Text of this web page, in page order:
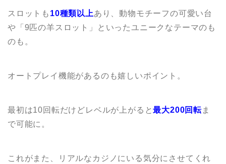
スロットも 10種類以上あり、動物モチーフの可愛い台
や「9匹の羊スロット」といったユニークなテーマのも
のも。
オートプレイ機能があるのも嬉しいポイント。
最初は10回転だけどレベルが上がると最大200回転ま
で可能に。
これがまた、リアルなカジノにいる気分にさせてくれ